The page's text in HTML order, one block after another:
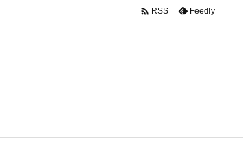
 RSS Feedly